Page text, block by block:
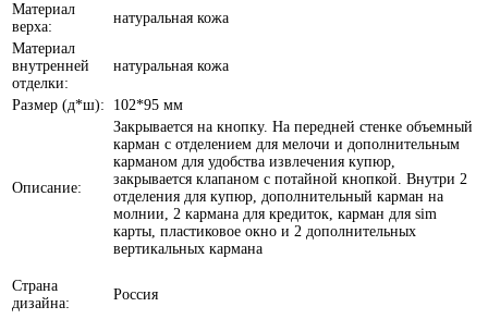
Материал
верха:
натуральная кожа
Материал
внутренней
отделки:
натуральная кожа
Размер (д*ш): 102*95 мм
Описание:
Закрывается на кнопку. На передней стенке объемный
карман с отделением для мелочи и дополнительным
карманом для удобства извлечения купюр,
закрывается клапаном с потайной кнопкой. Внутри 2
отделения для купюр, дополнительный карман на
молнии, 2 кармана для кредиток, карман для sim
карты, пластиковое окно и 2 дополнительных
вертикальных кармана
Страна
дизайна:
Россия